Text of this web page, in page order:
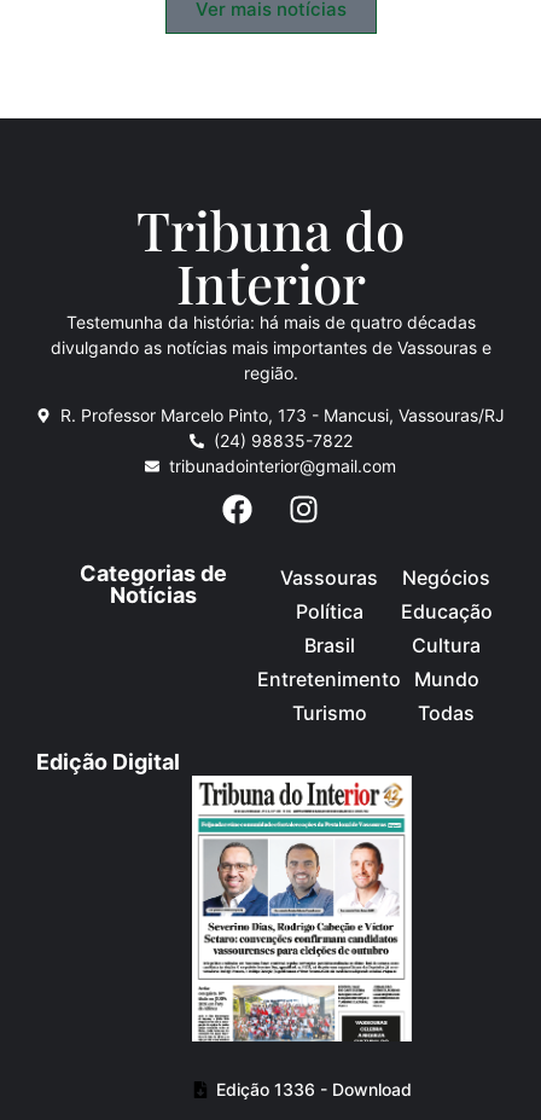
Ver mais notícias
Tribuna do
Interior
Testemunha da história: há mais de quatro décadas
divulgando as notícias mais importantes de Vassouras e
região.
R. Professor Marcelo Pinto, 173 - Mancusi, Vassouras/RJ
(24) 98835-7822
tribunadointerior@gmail.com
Categorias de
Notícias
Vassouras
Política
Brasil
Entretenimento
Turismo
Negócios
Educação
Cultura
Mundo
Todas
Edição Digital
Edição 1336 - Download